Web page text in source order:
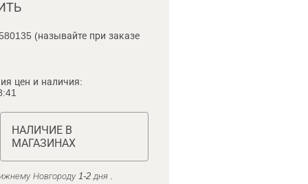
(называйте при заказе
цен и наличия:
НАЛИЧИЕ В
МАГАЗИНАХ
Новгороду 1-2 дня .